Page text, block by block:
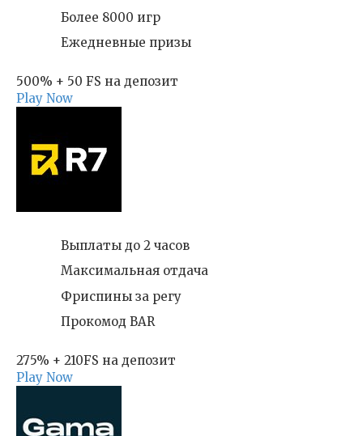
Более 8000 игр
Ежедневные призы
500% + 50 FS на депозит
Play Now
Выплаты до 2 часов
Максимальная отдача
Фриспины за регу
Прокомод BAR
275% + 210FS на депозит
Play Now